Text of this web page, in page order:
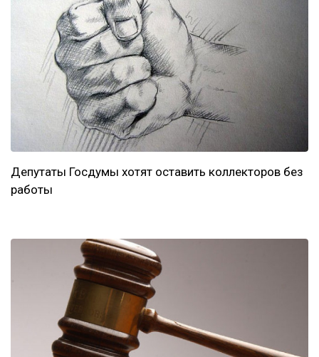
Депутаты Госдумы хотят оставить коллекторов без
работы